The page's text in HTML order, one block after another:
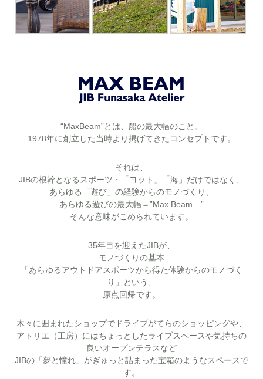
“MaxBeam”とは、船の最大幅のこと。
1978年に創立した当時より掲げてきたコンセプトです。
それは、
JIBの根幹となるスポーツ・「ヨット」「海」だけではなく、
あらゆる「遊び」の経験からのモノづくり、
あらゆる遊びの最大幅＝”Max Beam ”
そんな意味がこめられています。
35年目を迎えたJIBが、
モノづくりの基本
「あらゆるアウトドアスポーツから得た体験からのモノづく
り」という、
原点回帰です。
木々に囲まれたショップでドライブがてらのショッピングや、
アトリエ（工房）にはちょっとしたライブスペースや気持ちの
良いオープンテラスなど
JIBの「夢と憧れ」がぎゅっと詰まった宝箱のようなスペースで
す。